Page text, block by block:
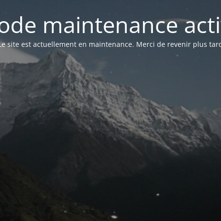
maintenance
site est actuellement en maintenance. Merci de revenir plus